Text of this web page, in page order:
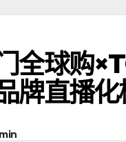
门全球购
牌直播化